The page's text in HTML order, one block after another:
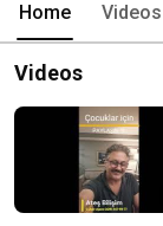
Home Videos
Videos